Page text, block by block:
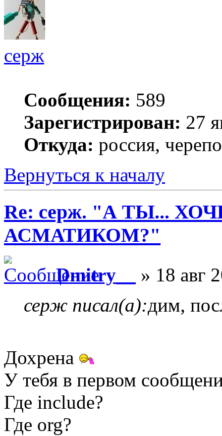
серж
Сообщения: 589
Зарегистрирован: 27
Откуда: россия,
Вернуться к началу
Re: серж. "А ТЫ...
АСМАТИКОМ?"
Dmitry__
» 18 авг
серж писал(а):дим,
Дохрена
У тебя в первом
Где include?
Где org?